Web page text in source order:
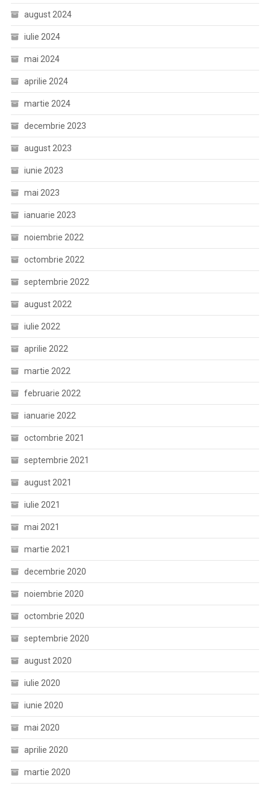
august 2024
iulie 2024
mai 2024
aprilie 2024
martie 2024
decembrie 2023
august 2023
iunie 2023
mai 2023
ianuarie 2023
noiembrie 2022
octombrie 2022
septembrie 2022
august 2022
iulie 2022
aprilie 2022
martie 2022
februarie 2022
ianuarie 2022
octombrie 2021
septembrie 2021
august 2021
iulie 2021
mai 2021
martie 2021
decembrie 2020
noiembrie 2020
octombrie 2020
septembrie 2020
august 2020
iulie 2020
iunie 2020
mai 2020
aprilie 2020
martie 2020